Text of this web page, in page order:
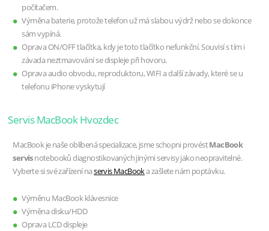
počítačem.
Výměna baterie, protože telefon už má slabou výdrž nebo se dokonce
sám vypíná.
Oprava ON/OFF tlačítka, kdy je toto tlačítko nefunkční. Souvisí s tím i
závada neztmavování se displeje při hovoru.
Oprava audio obvodu, reproduktoru, WIFI a další závady, které se u
telefonu iPhone vyskytují
Servis MacBook Hvozdec
MacBook je naše oblíbená specializace, jsme schopni provéstMacBook
servisnotebooků diagnostikovaných jinými servisy jako neopravitelné.
Vyberte si své zařízení naservis MacBooka zašlete nám poptávku.
Výměnu MacBook klávesnice
Výměna disku/HDD
Oprava LCD displeje